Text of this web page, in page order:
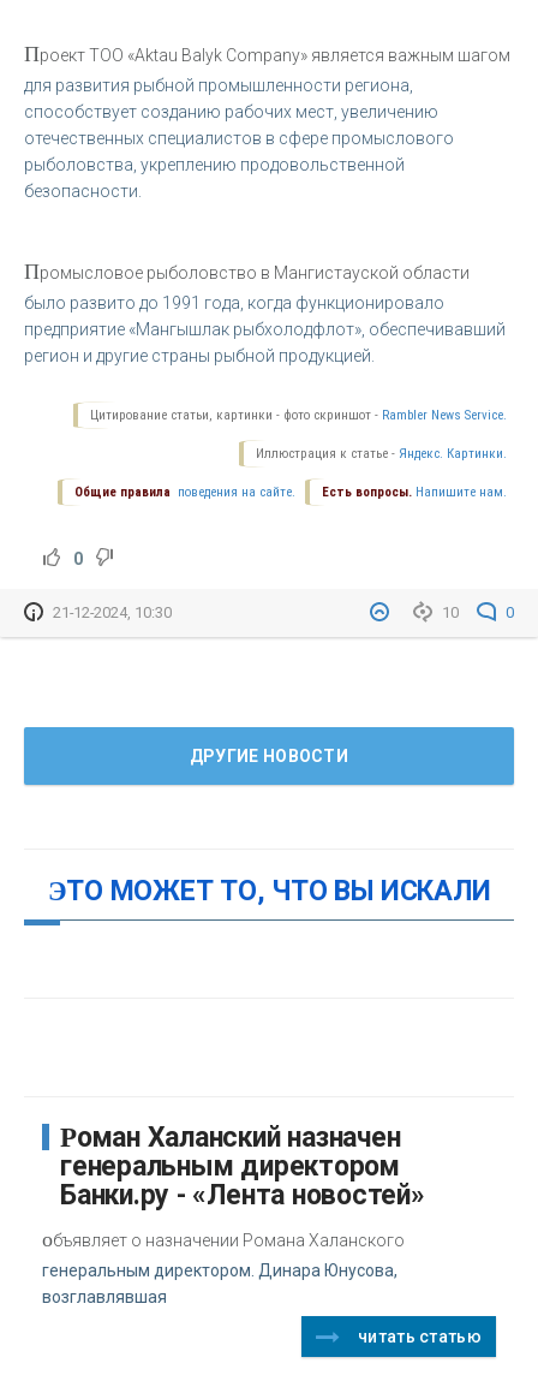
Проект ТОО «Aktau Balyk Company» является важным шагом
для развития рыбной промышленности региона,
способствует созданию рабочих мест, увеличению
отечественных специалистов в сфере промыслового
рыболовства, укреплению продовольственной
безопасности.
Промысловое рыболовство в Мангистауской области
было развито до 1991 года, когда функционировало
предприятие «Мангышлак рыбхолодфлот», обеспечивавший
регион и другие страны рыбной продукцией.
Цитирование статьи, картинки - фото скриншот - Rambler News Service.
Иллюстрация к статье - Яндекс. Картинки.
Есть вопросы. Напишите нам.
Общие правила поведения на сайте.
0
10 0
21-12-2024, 10:30
ДРУГИЕ НОВОСТИ
ЭТО МОЖЕТ ТО, ЧТО ВЫ ИСКАЛИ
Роман Халанский назначен
генеральным директором
Банки.ру - «Лента новостей»
объявляет о назначении Романа Халанского
генеральным директором. Динара Юнусова,
возглавлявшая
читать статью